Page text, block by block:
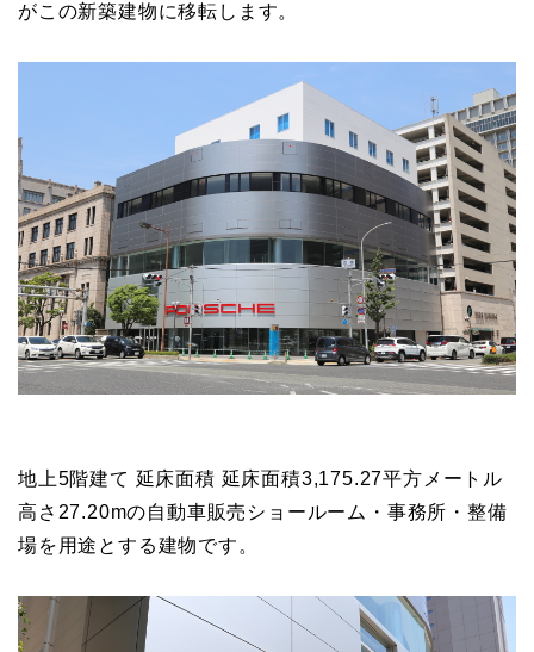
がこの新築建物に移転します。
地上5階建て 延床面積 延床面積3,175.27平方メートル
高さ27.20mの自動車販売ショールーム・事務所・整備
場を用途とする建物です。